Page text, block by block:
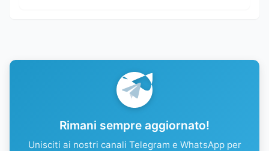
Rimani sempre aggiornato!
Unisciti ai nostri canali Telegram e WhatsApp per